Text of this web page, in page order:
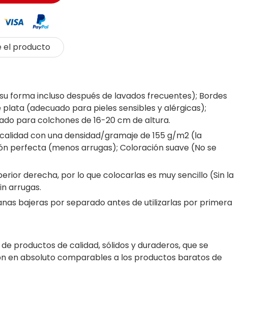
el producto
forma incluso después de lavados frecuentes); Bordes
(adecuado para pieles sensibles y alérgicas);
para colchones de 16-20 cm de altura.
con una densidad/gramaje de 155 g/m2 (la
perfecta (menos arrugas); Coloración suave (No se
derecha, por lo que colocarlas es muy sencillo (Sin la
arrugas.
bajeras por separado antes de utilizarlas por primera
productos de calidad, sólidos y duraderos, que se
en absoluto comparables a los productos baratos de